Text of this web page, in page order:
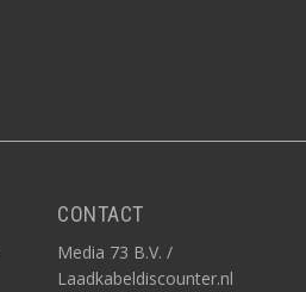
CONTACT
Media 73 B.V. /
Laadkabeldiscounter.nl